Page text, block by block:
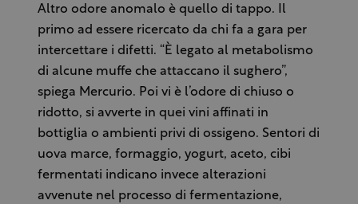
Altro odore anomalo è quello di tappo. Il
primo ad essere ricercato da chi fa a gara per
intercettare i difetti. “È legato al metabolismo
di alcune muffe che attaccano il sughero”,
spiega Mercurio. Poi vi è l’odore di chiuso o
ridotto, si avverte in quei vini affinati in
bottiglia o ambienti privi di ossigeno. Sentori di
uova marce, formaggio, yogurt, aceto, cibi
fermentati indicano invece alterazioni
avvenute nel processo di fermentazione,